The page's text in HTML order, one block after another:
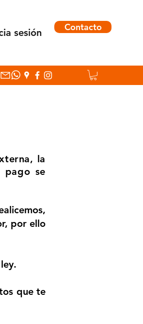
sesión
sesión Contacto
la
pago se
por ello
que te